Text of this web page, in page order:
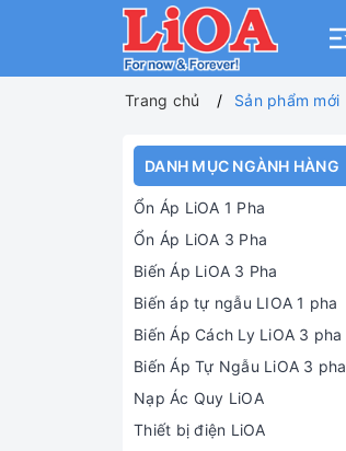
Trang chủ Sản phẩm mới
DANH MỤC NGÀNH HÀNG
Ổn Áp LiOA 1 Pha
Ổn Áp LiOA 3 Pha
Biến Áp LiOA 3 Pha
Biến áp tự ngẫu LIOA 1 pha
Biến Áp Cách Ly LiOA 3 pha
Biến Áp Tự Ngẫu LiOA 3 pha
Nạp Ác Quy LiOA
Thiết bị điện LiOA